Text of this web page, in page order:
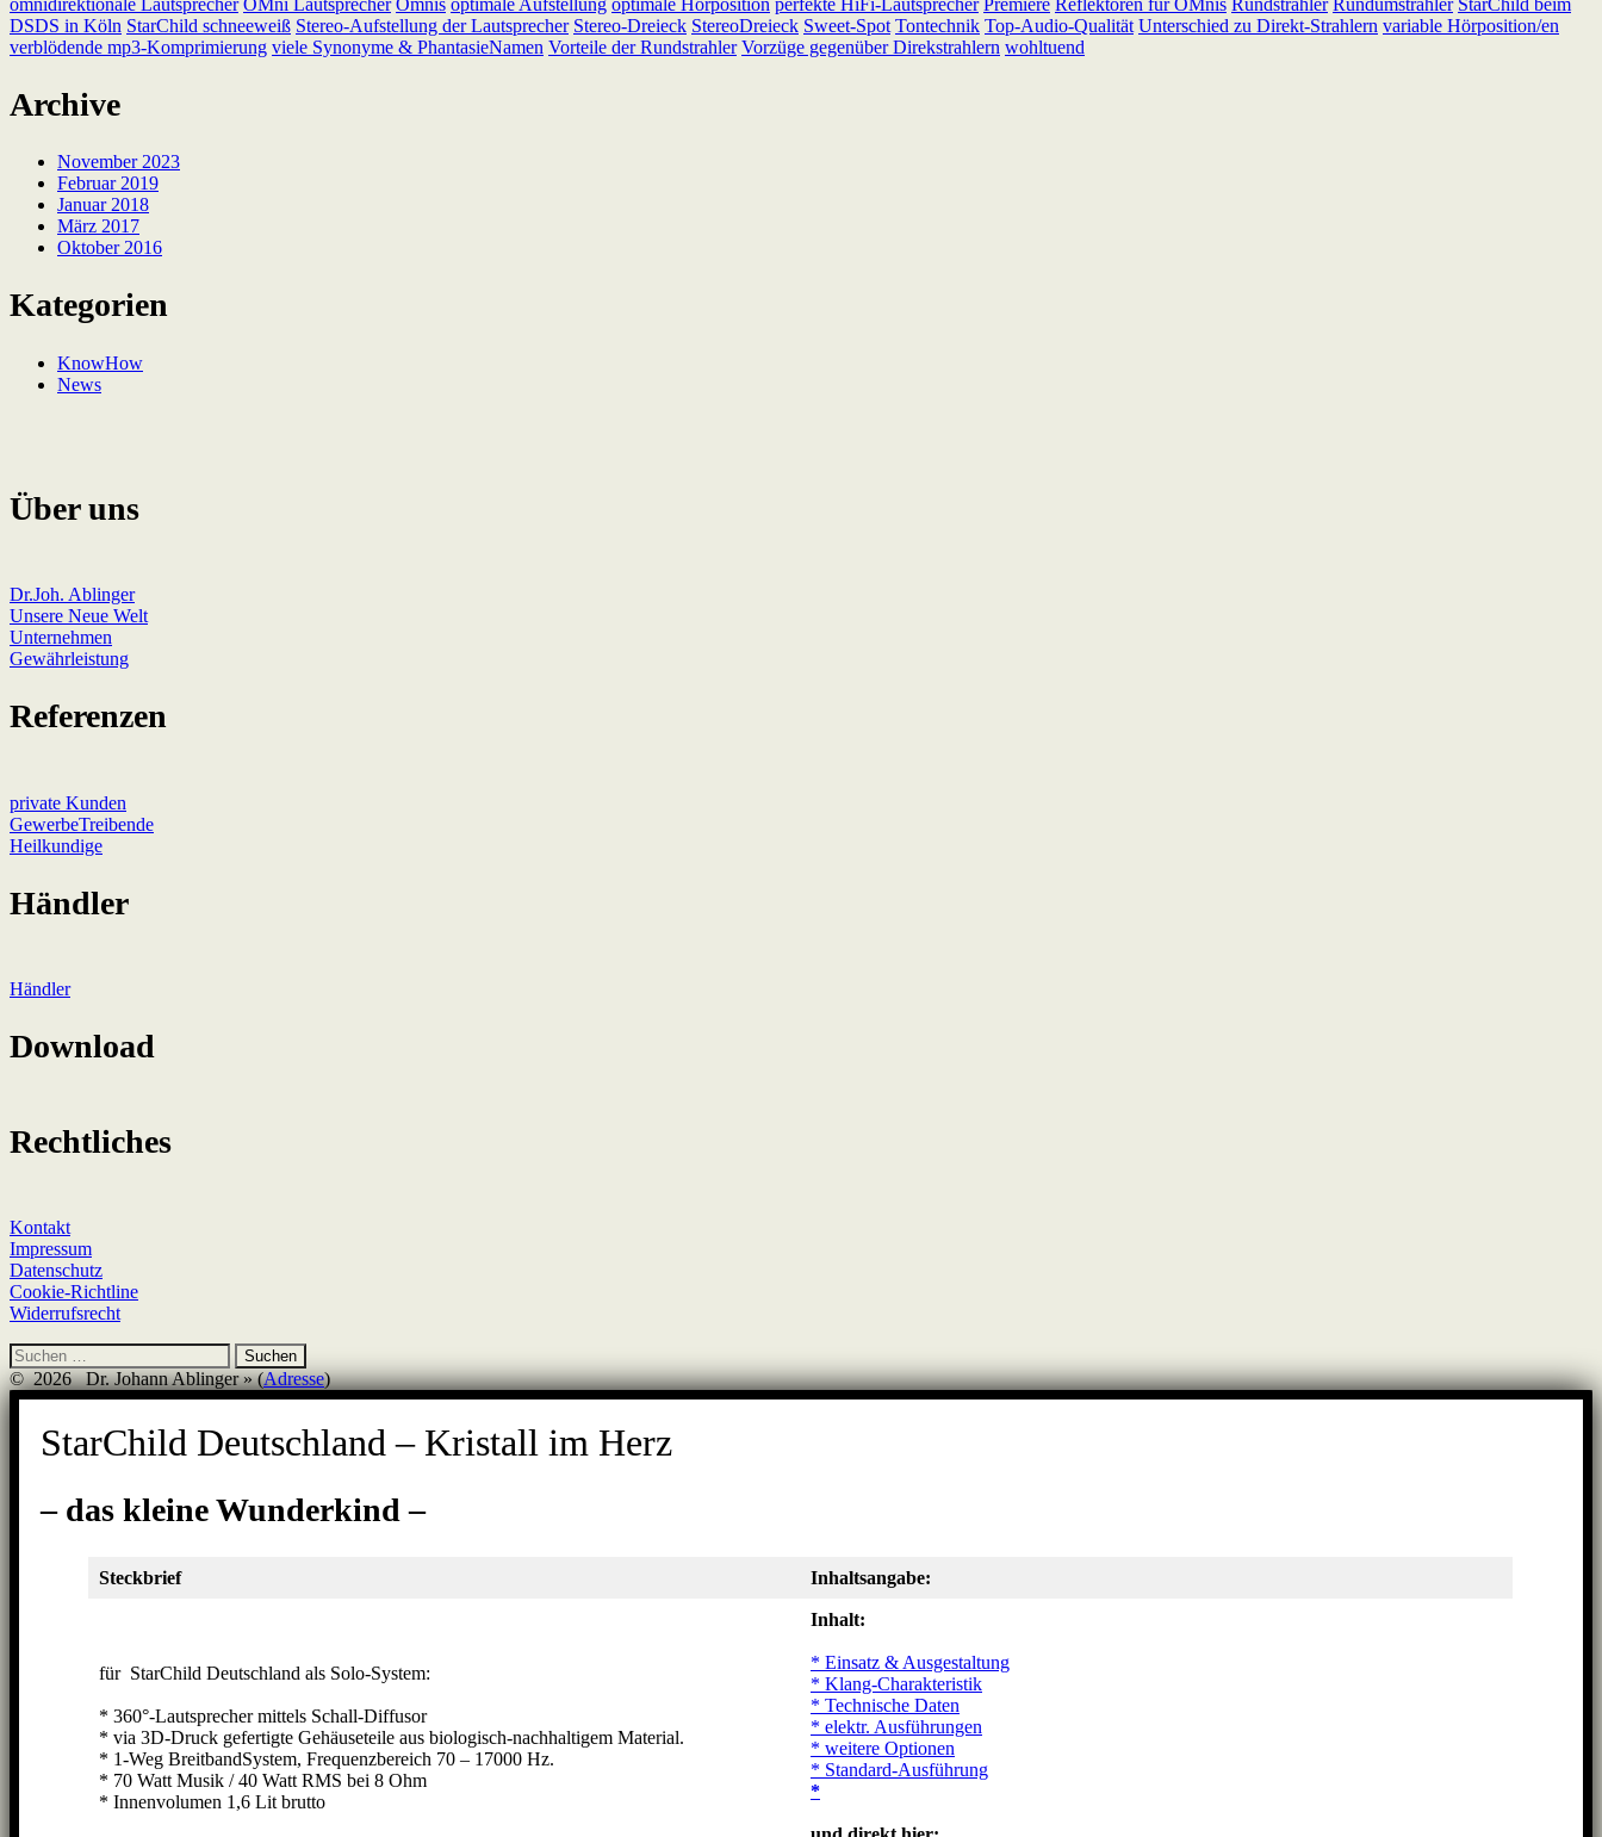
DSDS in Köln StarChild schneeweiß Stereo-Aufstellung der Lautsprecher Stereo-Dreieck StereoDreieck Sweet-Spot Tontechnik Top-Audio-Qualität Unterschied zu Direkt-Strahlern variable Hörposition/en
verblödende mp3-Komprimierung viele Synonyme & PhantasieNamen Vorteile der Rundstrahler Vorzüge gegenüber Direkstrahlern wohltuend
Archive
November 2023
Februar 2019
Januar 2018
März 2017
Oktober 2016
Kategorien
KnowHow
News
Über uns
Dr.Joh. Ablinger
Unsere Neue Welt
Unternehmen
Gewährleistung
Referenzen
private Kunden
GewerbeTreibende
Heilkundige
Händler
Händler
Download
Rechtliches
Kontakt
Impressum
Datenschutz
Cookie-Richtline
Widerrufsrecht
Suchen
nach:
© 2026 Dr. Johann Ablinger » (Adresse)
StarChild Deutschland – Kristall im Herz
– das kleine Wunderkind –
Steckbrief Inhaltsangabe:
für StarChild Deutschland als Solo-System:
* 360°-Lautsprecher mittels Schall-Diffusor
* via 3D-Druck gefertigte Gehäuseteile aus biologisch-nachhaltigem Material.
* 1-Weg BreitbandSystem, Frequenzbereich 70 – 17000 Hz.
* 70 Watt Musik / 40 Watt RMS bei 8 Ohm
* Innenvolumen 1,6 Lit brutto
Inhalt:
* Einsatz & Ausgestaltung
* Klang-Charakteristik
* Technische Daten
* elektr. Ausführungen
* weitere Optionen
* Standard-Ausführung
*